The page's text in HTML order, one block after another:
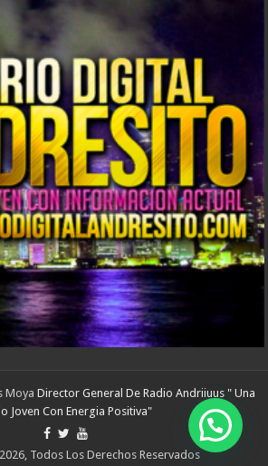
Moya Director General De Radio Andriiuus " Una
Joven Con Energia Positiva"
Todos Los Derechos Reservados